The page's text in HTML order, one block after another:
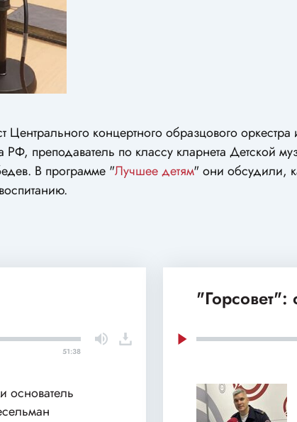
Центрального концертного образцового оркестра
преподаватель по классу кларнета Детской
В программе "Лучшее детям" они обсудили,
51:38
основатель
"Горсовет":